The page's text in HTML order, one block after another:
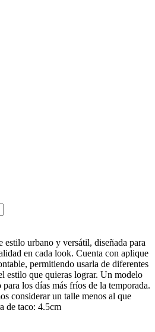
estilo urbano y versátil, diseñada para
en cada look. Cuenta con aplique
permitiendo usarla de diferentes
estilo que quieras lograr. Un modelo
los días más fríos de la temporada.
considerar un talle menos al que
de taco: 4.5cm